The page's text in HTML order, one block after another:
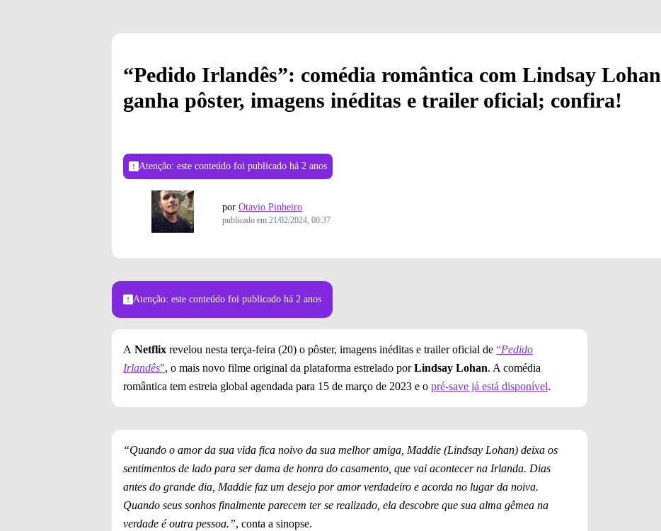
“Pedido Irlandês”: comédia romântica com Lindsay Lohan
ganha pôster, imagens inéditas e trailer oficial; confira!
Atenção: este conteúdo foi publicado há 2 anos
por Otavio Pinheiro
publicado em 21/02/2024, 00:37
Atenção: este conteúdo foi publicado há 2 anos
A Netflix revelou nesta terça-feira (20) o pôster, imagens inéditas e trailer oficial de “Pedido
Irlandês”, o mais novo filme original da plataforma estrelado porLindsay Lohan. A comédia
romântica tem estreia global agendada para 15 de março de 2023 e o pré-save já está disponível.
“Quando o amor da sua vida fica noivo da sua melhor amiga, Maddie (Lindsay Lohan) deixa os
sentimentos de lado para ser dama de honra do casamento, que vai acontecer na Irlanda. Dias
antes do grande dia, Maddie faz um desejo por amor verdadeiro e acorda no lugar da noiva.
Quando seus sonhos finalmente parecem ter se realizado, ela descobre que sua alma gêmea na
verdade é outra pessoa.”, conta a sinopse.